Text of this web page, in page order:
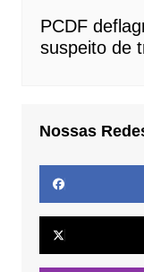
PCDF
suspeito de
Nossas